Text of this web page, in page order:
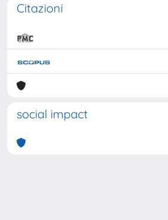
Citazioni
social impact